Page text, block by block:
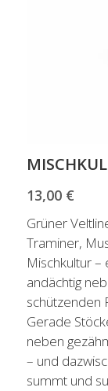
13,00 €
Grüner
Traminer,
Mischkultur –
andächtig
schützenden
Gerade
neben
– und
summt und